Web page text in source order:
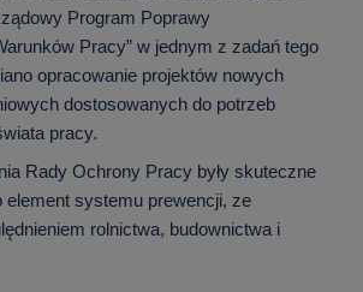
Program Poprawy
Pracy” w jednym z zadań tego
opracowanie projektów nowych
dostosowanych do potrzeb
pracy.
Rady Ochrony Pracy były skuteczne
element systemu prewencji, ze
rolnictwa, budownictwa i